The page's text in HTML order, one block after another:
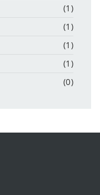
(1)
(1)
(1)
(1)
(0)